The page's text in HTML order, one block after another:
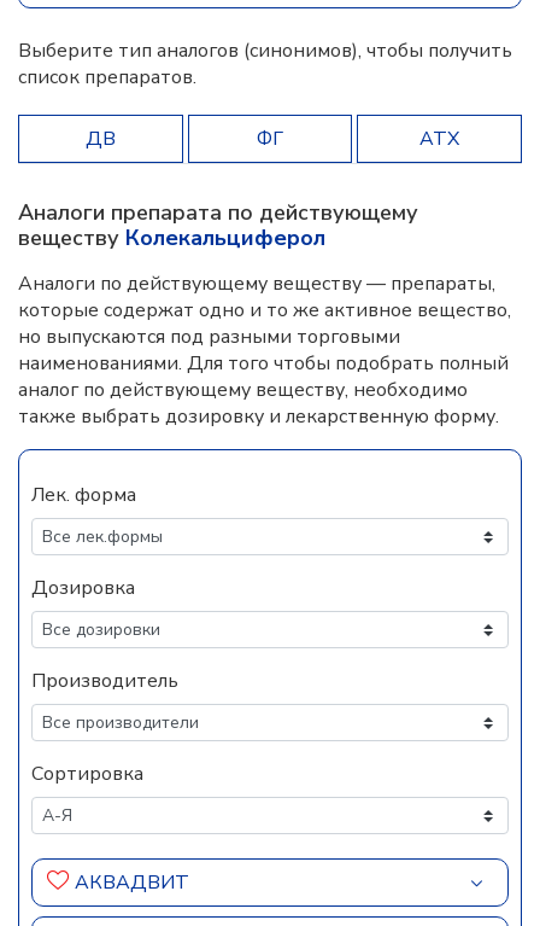
Выберите тип аналогов (синонимов), чтобы получить
список препаратов.
ДВ ФГ АТХ
Аналоги препарата по действующему
веществу Колекальциферол
Аналоги по действующему веществу — препараты,
которые содержат одно и то же активное вещество,
но выпускаются под разными торговыми
наименованиями. Для того чтобы подобрать полный
аналог по действующему веществу, необходимо
также выбрать дозировку и лекарственную форму.
Лек. форма
Дозировка
Производитель
Сортировка
АКВАДВИТ